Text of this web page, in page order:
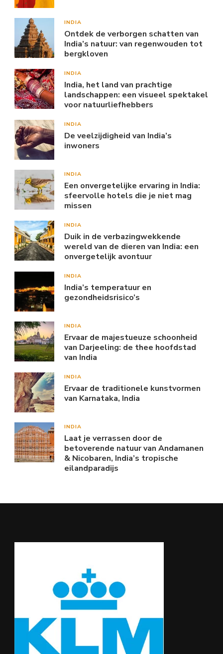
INDIA
Ontdek de verborgen schatten van
India’s natuur: van regenwouden tot
bergkloven
INDIA
India, het land van prachtige
landschappen: een visueel spektakel
voor natuurliefhebbers
INDIA
De veelzijdigheid van India’s
inwoners
INDIA
Een onvergetelijke ervaring in India:
sfeervolle hotels die je niet mag
missen
INDIA
Duik in de verbazingwekkende
wereld van de dieren van India: een
onvergetelijk avontuur
INDIA
India’s temperatuur en
gezondheidsrisico’s
INDIA
Ervaar de majestueuze schoonheid
van Darjeeling: de thee hoofdstad
van India
INDIA
Ervaar de traditionele kunstvormen
van Karnataka, India
INDIA
Laat je verrassen door de
betoverende natuur van Andamanen
& Nicobaren, India’s tropische
eilandparadijs